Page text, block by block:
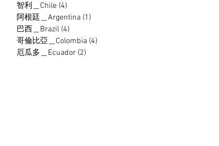
智利＿Chile (4)
阿根廷＿Argentina (1)
巴西＿Brazil (4)
哥倫比亞＿Colombia (4)
厄瓜多＿Ecuador (2)